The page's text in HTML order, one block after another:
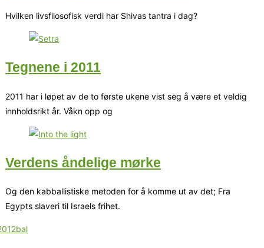
Hvilken livsfilosofisk verdi har Shivas tantra i dag?
Tegnene i 2011
2011 har i løpet av de to første ukene vist seg å være et veldig
innholdsrikt år. Våkn opp og
Verdens åndelige mørke
Og den kabballistiske metoden for å komme ut av det; Fra
Egypts slaveri til Israels frihet.